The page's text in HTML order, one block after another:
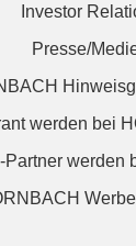
Investor
Presse/
werden bei
Partner werden